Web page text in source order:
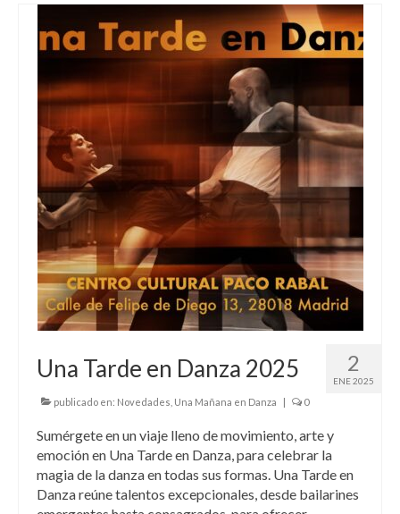
2
ENE 2025
Una Tarde en Danza 2025
publicado en: Novedades Una Mañana en Danza | 0
Sumérgete en un viaje lleno de movimiento, arte y
emoción en Una Tarde en Danza, para celebrar la
magia de la danza en todas sus formas. Una Tarde en
Danza reúne talentos excepcionales, desde bailarines